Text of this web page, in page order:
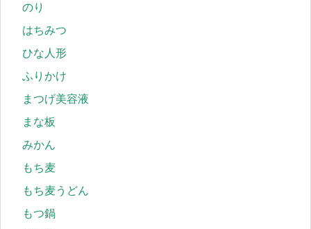
のり
はちみつ
ひな人形
ふりかけ
まつげ美容液
まな板
みかん
もち麦
もち麦うどん
もつ鍋